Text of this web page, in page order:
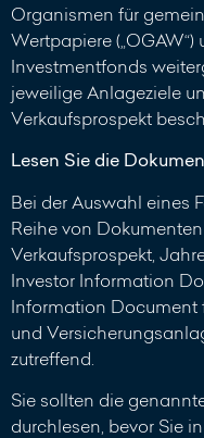
Organismen für
Wertpapiere
Investmentfonds
jeweilige Anlageziele
Verkaufsprospekt
Lesen Sie die
Bei der Auswahl eines
Reihe von
Verkaufsprospekt,
Investor Information
Information Document
und
zutreffend.
Sie sollten die
durchlesen, bevor Sie